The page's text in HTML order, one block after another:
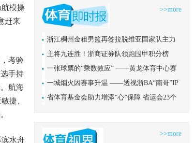
模操
赶来
考验
手持
航海
捷、
水舟
【专题】2018年浙江省“智力运动进校园”校长
>>more
浙江稠州金租男篮再签拉脱维亚国家队主力
后卫，三外援配置已经完成
主将九连胜！浙商证券队领跑围甲积分榜
一张球票的“乘数效应” ——黄龙体育中心赛
事消费新观察
一城烟火因赛事升温 ——透视浙BA“南哥”IP
的流量密码
省体育基金会助力增添“心”保障 省运会23个
>>more